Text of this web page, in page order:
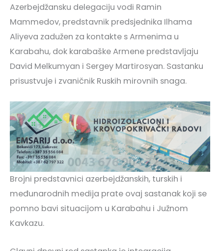
Azerbejdžansku delegaciju vodi Ramin
Mammedov, predstavnik predsjednika Ilhama
Aliyeva zadužen za kontakte s Armenima u
Karabahu, dok karabaške Armene predstavljaju
David Melkumyan i Sergey Martirosyan. Sastanku
prisustvuje i zvaničnik Ruskih mirovnih snaga.
Brojni predstavnici azerbejdžanskih, turskih i
međunarodnih medija prate ovaj sastanak koji se
pomno bavi situacijom u Karabahu i Južnom
Kavkazu.